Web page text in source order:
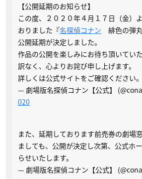
【公開延期のお知らせ】
この度、２０２０年４月１７日（金）
おりました『名探偵コナン 緋色の弾丸
公開延期が決定しました。
作品の公開を楽しみにお待ち頂いてい
訳なく、心よりお詫び申し上げます。
詳しくは公式サイトをご確認ください。
— 劇場版名探偵コナン【公式】
020
また、延期しております前売券の劇場
ましても、公開が決定し次第、公式ホ
らせいたします。
— 劇場版名探偵コナン【公式】